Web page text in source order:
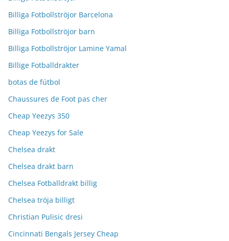
Billiga Fotbollströjor Barcelona
Billiga Fotbollströjor barn
Billiga Fotbollströjor Lamine Yamal
Billige Fotballdrakter
botas de fútbol
Chaussures de Foot pas cher
Cheap Yeezys 350
Cheap Yeezys for Sale
Chelsea drakt
Chelsea drakt barn
Chelsea Fotballdrakt billig
Chelsea tröja billigt
Christian Pulisic dresi
Cincinnati Bengals Jersey Cheap